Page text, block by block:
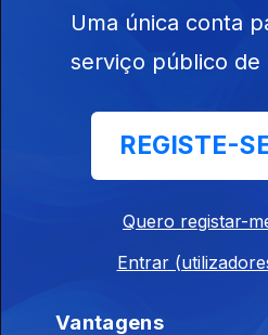
Uma única conta
serviço público de
REGISTE-
Quero registar-
Entrar
Vantagens